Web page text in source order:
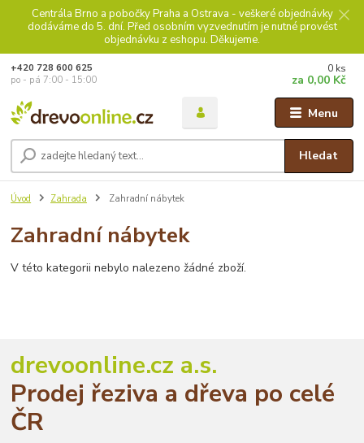
Centrála Brno a pobočky Praha a Ostrava - veškeré objednávky
dodáváme do 5. dní. Před osobním vyzvednutím je nutné provést
objednávku z eshopu. Děkujeme.
Menu
Hledat
+420 728 600 625
po - pá 7:00 - 15:00
0 ks
za 0,00 Kč
Úvod Zahrada Zahradní nábytek
Zahradní nábytek
V této kategorii nebylo nalezeno žádné zboží.
drevoonline.cz a.s.
Prodej řeziva a dřeva po celé
ČR